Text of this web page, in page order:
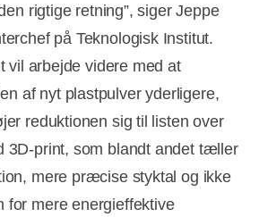
rigtige retning”, siger Jeppe
på Teknologisk Institut.
vil arbejde videre med at
af nyt plastpulver yderligere,
reduktionen sig til listen over
3D-print, som blandt andet tæller
mere præcise styktal og ikke
for mere energieffektive